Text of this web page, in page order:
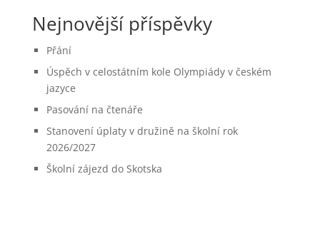
Nejnovější příspěvky
Přání
Úspěch v celostátním kole Olympiády v českém
jazyce
Pasování na čtenáře
Stanovení úplaty v družině na školní rok
2026/2027
Školní zájezd do Skotska